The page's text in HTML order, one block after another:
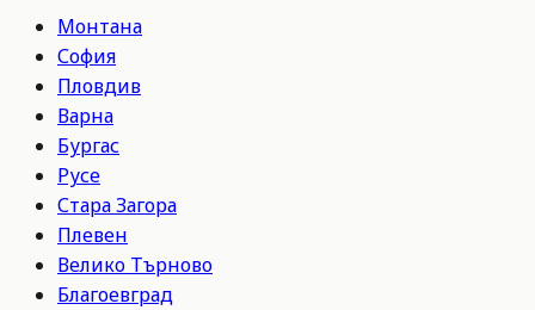
Монтана
София
Пловдив
Варна
Бургас
Русе
Стара Загора
Плевен
Велико Търново
Благоевград